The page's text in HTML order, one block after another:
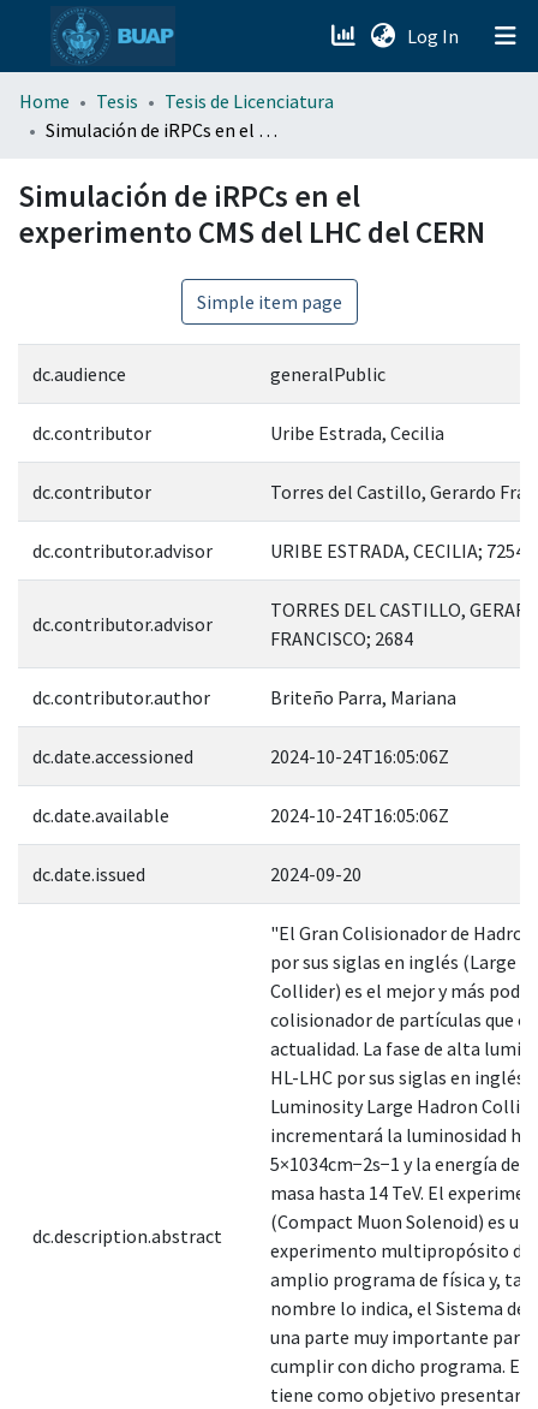
Log In (current)
menu.section.about_menu
Home Tesis
Tesis de Licenciatura
Simulación de iRPCs en el experimento CMS del LHC del CERN
Simulación de iRPCs en el
experimento CMS del LHC del CERN
Simple item page
dc.audience generalPublic
dc.contributor Uribe Estrada, Cecilia
dc.contributor Torres del Castillo, Gerardo
dc.contributor.advisor URIBE ESTRADA, CECILIA; 72547
dc.contributor.advisor
TORRES DEL CASTILLO,
FRANCISCO; 2684
dc.contributor.author Briteño Parra, Mariana
dc.date.accessioned 2024-10-24T16:05:06Z
dc.date.available 2024-10-24T16:05:06Z
dc.date.issued 2024-09-20
dc.description.abstract
"El Gran Colisionador de
por sus siglas en inglés (Large
Collider) es el mejor y más
colisionador de partículas que
actualidad. La fase de alta
HL-LHC por sus siglas en inglés
Luminosity Large Hadron
incrementará la luminosidad
5×1034cm−2s−1 y la energía del
masa hasta 14 TeV. El
(Compact Muon Solenoid) es un
experimento multipropósito
amplio programa de física y, tal
nombre lo indica, el Sistema de
una parte muy importante para
cumplir con dicho programa.
tiene como objetivo presentar